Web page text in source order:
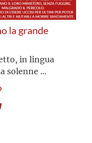
la grande
in lingua
solenne ...